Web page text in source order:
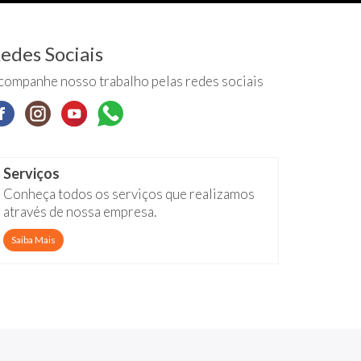
Sociais
nosso trabalho pelas redes sociais
Serviços
Conheça todos os serviços que realizamos
através de nossa empresa.
Saiba Mais